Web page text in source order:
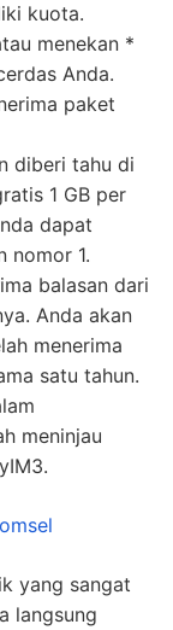
kuota.
menekan *
Anda.
paket
diberi tahu di
1 GB per
dapat
nomor 1.
balasan dari
Anda akan
menerima
satu tahun.
meninjau
yang sangat
langsung